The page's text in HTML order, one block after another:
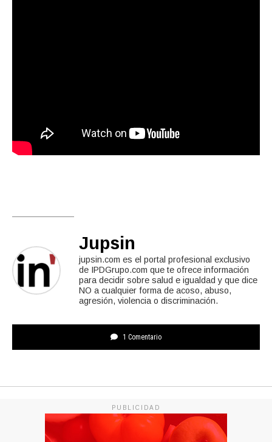
Jupsin
jupsin.com es el portal profesional exclusivo
de IPDGrupo.com que te ofrece información
para decidir sobre salud e igualdad y que dice
NO a cualquier forma de acoso, abuso,
agresión, violencia o discriminación.
1 Comentario
PUBLICIDAD